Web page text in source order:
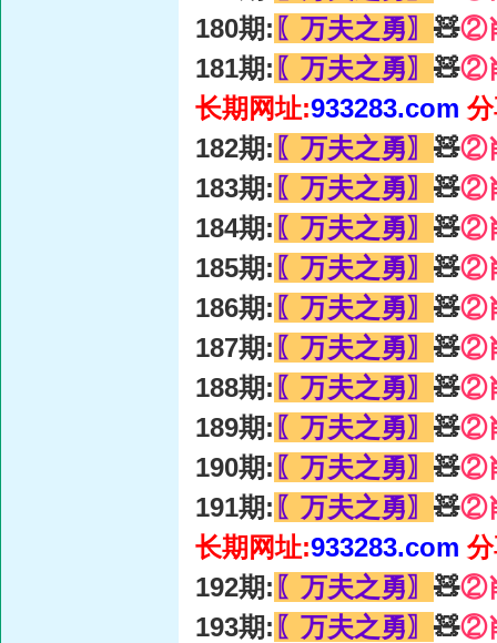
180期: 〖万夫之勇〗 🧸②
181期: 〖万夫之勇〗 🧸②
长期网址:933283.com
182期: 〖万夫之勇〗 🧸②
183期: 〖万夫之勇〗 🧸②
184期: 〖万夫之勇〗 🧸②
185期: 〖万夫之勇〗 🧸②
186期: 〖万夫之勇〗 🧸②
187期: 〖万夫之勇〗 🧸②
188期: 〖万夫之勇〗 🧸②
189期: 〖万夫之勇〗 🧸②
190期: 〖万夫之勇〗 🧸②
191期: 〖万夫之勇〗 🧸②
长期网址:933283.com
192期: 〖万夫之勇〗 🧸②
193期: 〖万夫之勇〗 🧸②